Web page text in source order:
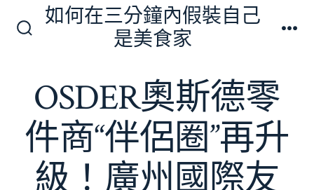
換
開
如何在三分鐘內假裝自己
是美食家
OSDER奧斯德零
件商“伴侶圈”再升
級！廣州國際友